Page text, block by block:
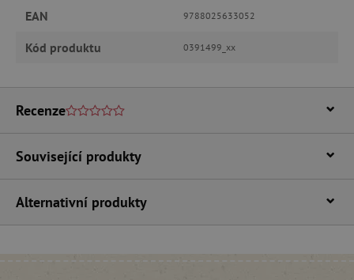
EAN 9788025633052
Kód produktu 0391499_xx
Recenze
Související produkty
Alternativní produkty
MARKETINGOVÉ COOKIES
FUNKČNÍ SOUBORY
Nezbytně nutné soubory cookie umožňují
základní funkce webových stránek, jako je
přihlášení uživatele a správa účtu. Webové